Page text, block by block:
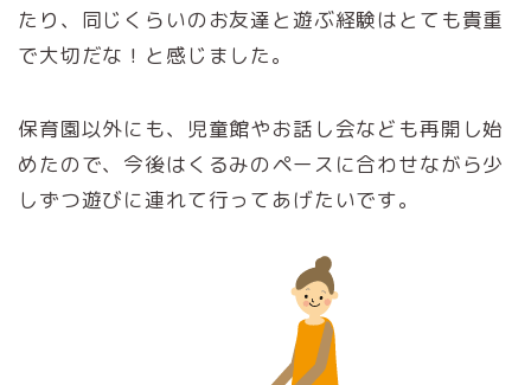
たり、同じくらいのお友達と遊ぶ経験はとても貴重
で大切だな！と感じました。
保育園以外にも、児童館やお話し会なども再開し始
めたので、今後はくるみのペースに合わせながら少
しずつ遊びに連れて行ってあげたいです。